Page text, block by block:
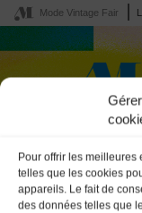
Pour offrir les
telles que les cookies
appareils. Le fait de
des données telles que
Mode Vintage Fair